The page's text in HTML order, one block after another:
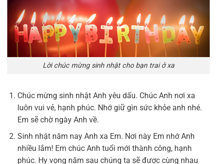
Lời chúc mừng sinh nhật cho bạn trai ở xa
Chúc mừng sinh nhật Anh yêu dấu. Chúc Anh nơi xa
luôn vui vẻ, hạnh phúc. Nhớ giữ gìn sức khỏe anh nhé.
Em sẽ chờ ngày Anh về.
Sinh nhật năm nay Anh xa Em. Nơi này Em nhớ Anh
nhiều lắm! Em chúc Anh tuổi mới thành công, hạnh
phúc. Hy vọng năm sau chúng ta sẽ được cùng nhau